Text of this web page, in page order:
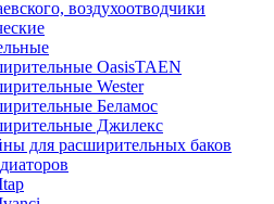
воздухоотводчики
OasisTAEN
Wester
Беламос
Джилекс
для расширительных баков